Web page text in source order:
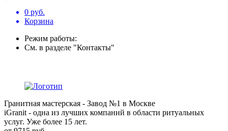
0 руб.
Корзина
Режим работы:
См. в разделе "Контакты"
Гранитная мастерская - Завод №1 в Москве
iGranit - одна из лучших компаний в области ритуальных
услуг. Уже более 15 лет.